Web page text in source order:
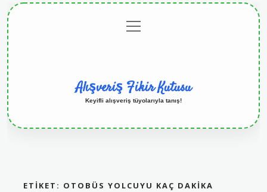
menüyü
aç
Alışveriş Fikir Kutusu
Keyifli alışveriş tüyolarıyla tanış!
ETIKET: OTOBÜS YOLCUYU KAÇ DAKIKA